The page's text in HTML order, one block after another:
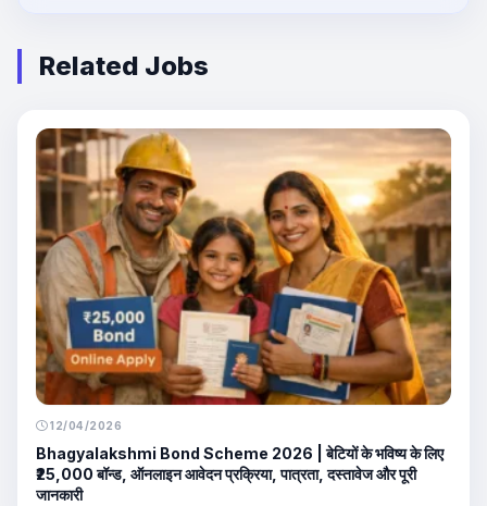
Related Jobs
12/04/2026
Bhagyalakshmi Bond Scheme 2026 | बेटियों के भविष्य के लिए
₹25,000 बॉन्ड, ऑनलाइन आवेदन प्रक्रिया, पात्रता, दस्तावेज और पूरी
जानकारी